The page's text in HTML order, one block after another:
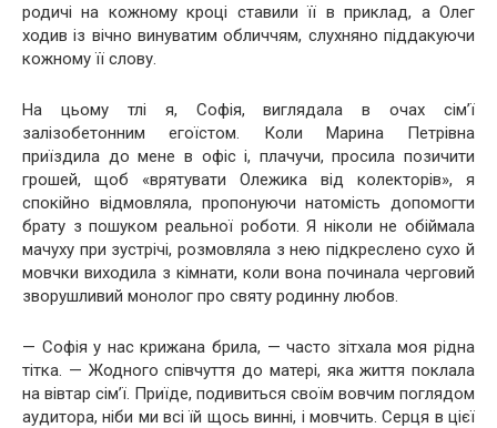
родичі на кожному кроці ставили її в приклад, а Олег
ходив із вічно винуватим обличчям, слухняно піддакуючи
кожному її слову.
На цьому тлі я, Софія, виглядала в очах сім’ї
залізобетонним егоїстом. Коли Марина Петрівна
приїздила до мене в офіс і, плачучи, просила позичити
грошей, щоб «врятувати Олежика від колекторів», я
спокійно відмовляла, пропонуючи натомість допомогти
брату з пошуком реальної роботи. Я ніколи не обіймала
мачуху при зустрічі, розмовляла з нею підкреслено сухо й
мовчки виходила з кімнати, коли вона починала черговий
зворушливий монолог про святу родинну любов.
— Софія у нас крижана брила, — часто зітхала моя рідна
тітка. — Жодного співчуття до матері, яка життя поклала
на вівтар сім’ї. Приїде, подивиться своїм вовчим поглядом
аудитора, ніби ми всі їй щось винні, і мовчить. Серця в цієї